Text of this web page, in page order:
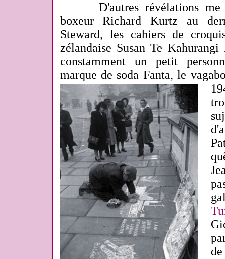
D'autres révélations me
boxeur Richard Kurtz au
Steward, les cahiers de
zélandaise Susan Te
constamment un petit
marque de soda Fanta, le